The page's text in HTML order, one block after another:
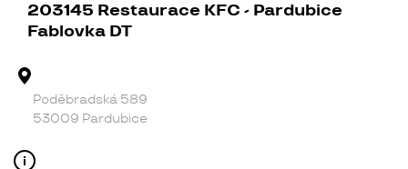
203145 Restaurace KFC - Pardubice
Fablovka DT
Poděbradská 589
53009 Pardubice